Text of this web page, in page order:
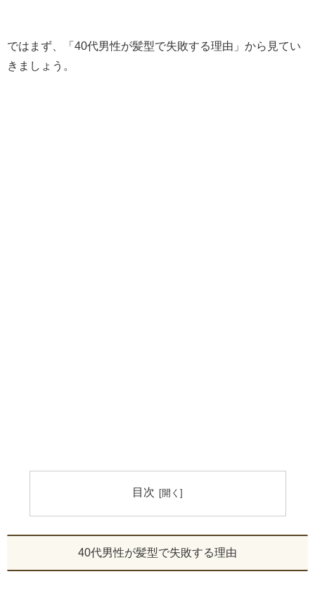
ではまず、「40代男性が髪型で失敗する理由」から見てい
きましょう。
目次
40代男性が髪型で失敗する理由